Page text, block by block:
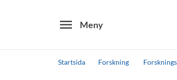
menu Meny
Startsida Forskning